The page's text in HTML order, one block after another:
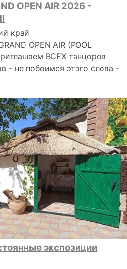
OPEN AIR 2026 -
край
OPEN AIR (POOL
ВСЕХ танцоров
- не побоимся этого слова -
экспозиции